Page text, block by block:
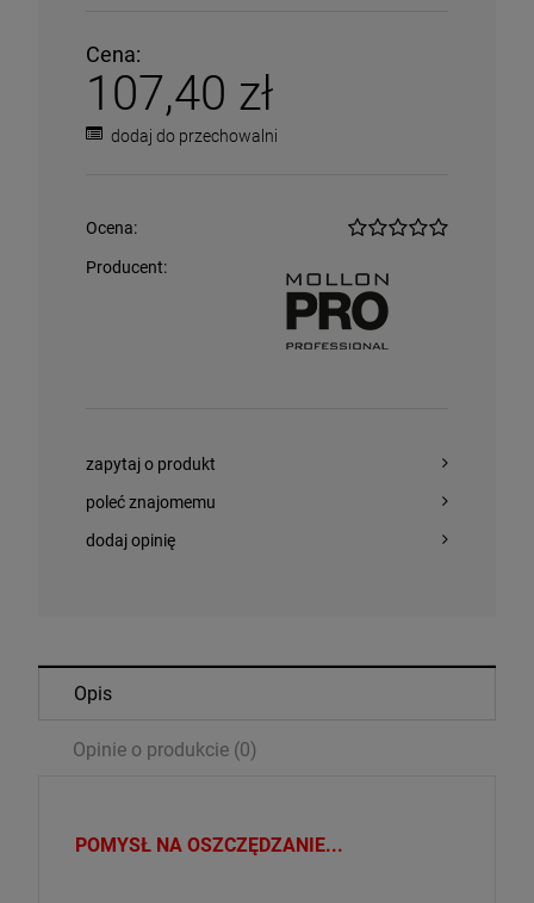
Cena:
107,40 zł
dodaj do przechowalni
Ocena:
Producent:
zapytaj o produkt
poleć znajomemu
dodaj opinię
Opis
Opinie o produkcie (0)
POMYSŁ NA OSZCZĘDZANIE...